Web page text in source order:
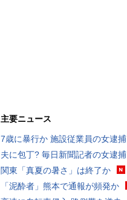
主要ニュース
7歳に暴行か 施設従業員の女逮捕
夫に包丁? 毎日新聞記者の女逮捕
関東「真夏の暑さ」は終了か
「泥酔者」熊本で通報が頻発か